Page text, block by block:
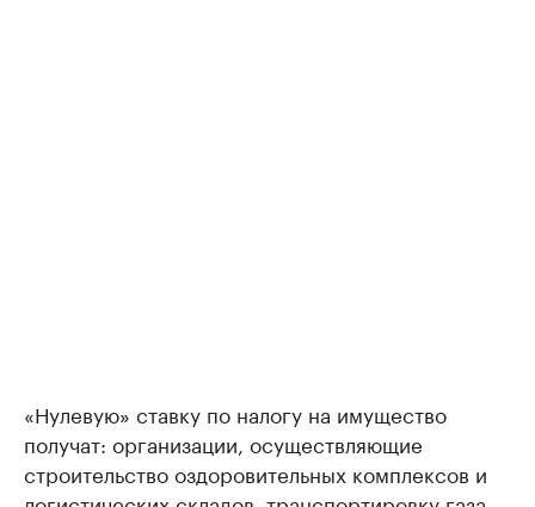
«Нулевую» ставку по налогу на имущество
получат: организации, осуществляющие
строительство оздоровительных комплексов и